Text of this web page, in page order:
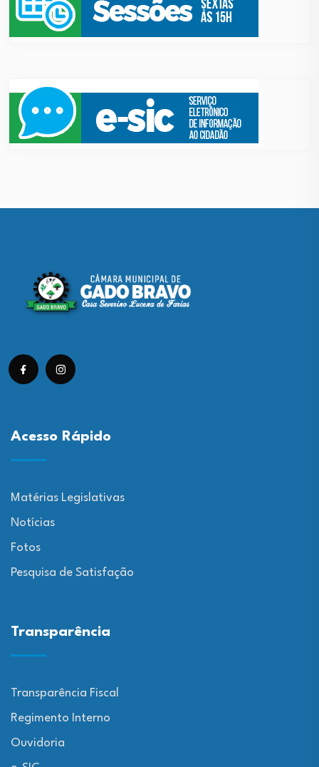
Acesso Rápido
Matérias Legislativas
Notícias
Fotos
Pesquisa de Satisfação
Transparência
Transparência Fiscal
Regimento Interno
Ouvidoria